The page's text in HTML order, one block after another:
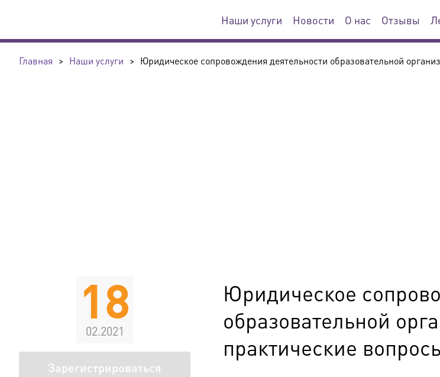
Наши услуги Новости О нас Отзывы
Главная > Наши услуги > Юридическое сопровождения деятельности образовательной
18
02.2021
Зарегистрироваться
Юридическое
образовательной
практические